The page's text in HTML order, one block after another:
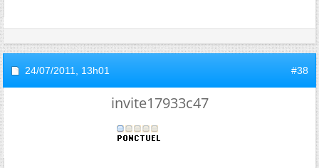
24/07/2011, 13h01 #38
invite17933c47